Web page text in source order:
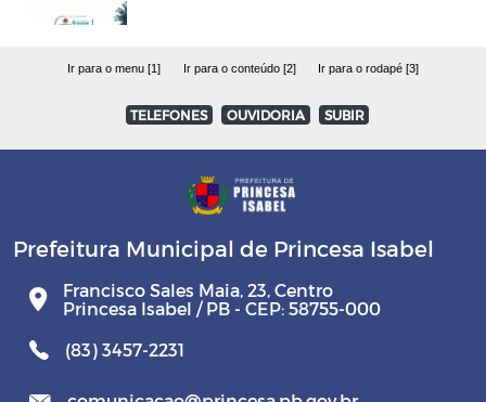
Ir para o menu [1] Ir para o conteúdo [2] Ir para o rodapé [3]
TELEFONES OUVIDORIA SUBIR
Prefeitura Municipal de Princesa Isabel
Francisco Sales Maia, 23, Centro
Princesa Isabel / PB - CEP: 58755-000
(83) 3457-2231